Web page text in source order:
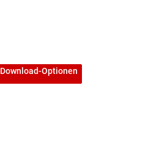
Download-Optionen